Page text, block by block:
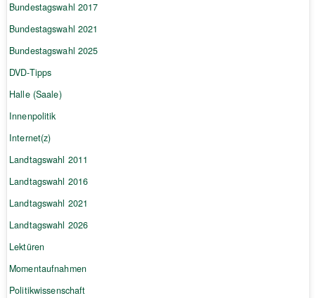
Bundestagswahl 2017
Bundestagswahl 2021
Bundestagswahl 2025
DVD-Tipps
Halle (Saale)
Innenpolitik
Internet(z)
Landtagswahl 2011
Landtagswahl 2016
Landtagswahl 2021
Landtagswahl 2026
Lektüren
Momentaufnahmen
Politikwissenschaft